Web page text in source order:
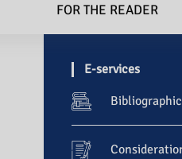
FOR THE READER
E-services